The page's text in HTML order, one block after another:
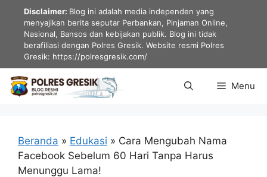
LangsungDisclaimer: Blog ini adalah media independen yang
menyajikan berita seputar Perbankan, Pinjaman Online,
Nasional, Bansos dan kebijakan publik. Blog ini tidak
berafiliasi dengan Polres Gresik. Website resmi Polres
Gresik: https://polresgresik.com/
Menu
Beranda » Edukasi » Cara Mengubah Nama
Facebook Sebelum 60 Hari Tanpa Harus
Menunggu Lama!